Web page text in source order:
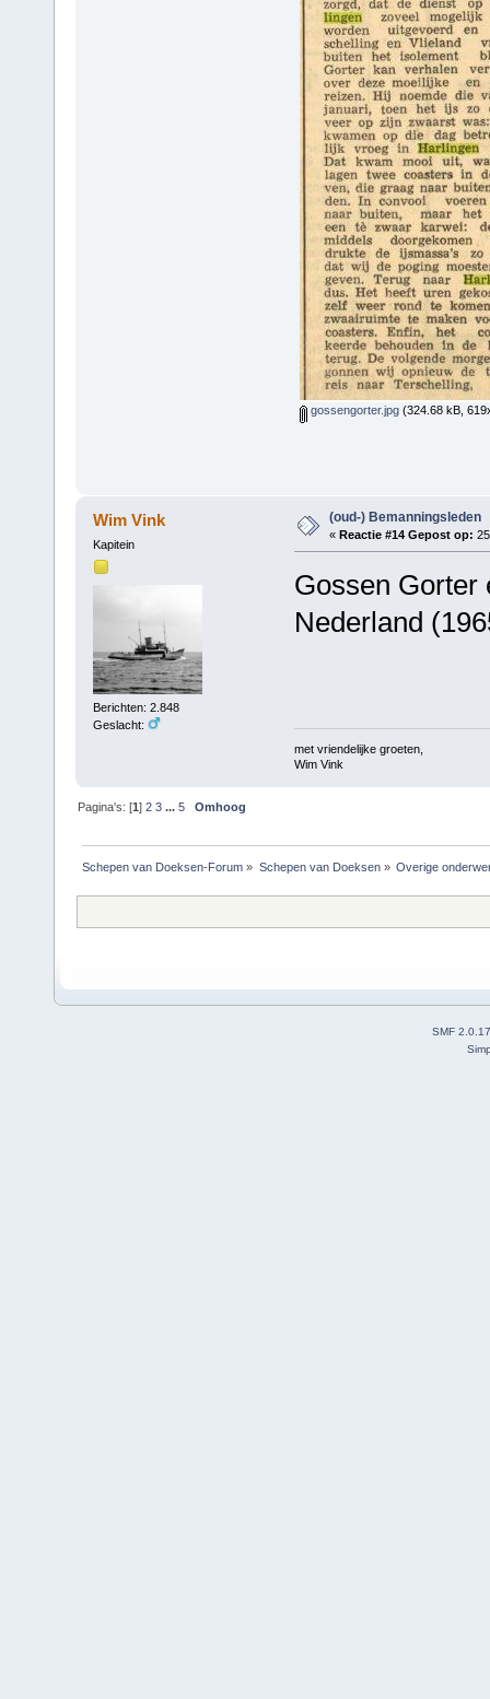
gossengorter.jpg(324.68 kB,
Wim Vink
Kapitein
Berichten: 2.848
Geslacht:
(oud-) Bemanningsleden
« Reactie #14 Gepost op:
Gossen Gorter
Nederland
met vriendelijke groeten,
Wim Vink
Pagina's: [1]2 3 ...5 Omhoog
Schepen van Doeksen-Forum » Schepen van Doeksen» Overige
SMF 2.0.17